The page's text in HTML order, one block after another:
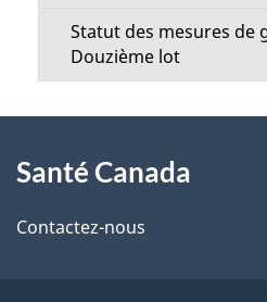
Statut des mesures de
Douzième lot
propos
de
Santé Canada
Contactez-nous